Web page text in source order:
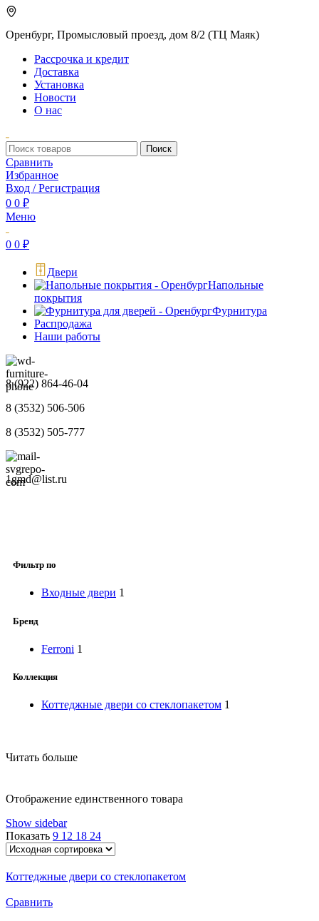
Оренбург, Промысловый проезд, дом 8/2 (ТЦ Маяк)
Рассрочка и кредит
Доставка
Установка
Новости
О нас
Поиск
Сравнить
Избранное
Вход / Регистрация
0 0 ₽
Меню
0 0 ₽
Двери
Напольные
покрытия
Фурнитура
Распродажа
Наши работы
8 (922) 864-46-04
8 (3532) 506-506
8 (3532) 505-777
1gmd@list.ru
Фильтр по
Входные двери 1
Бренд
Ferroni 1
Коллекция
Коттеджные двери со стеклопакетом 1
Читать больше
Отображение единственного товара
Show sidebar
Показать 9 12 18 24
Коттеджные двери со стеклопакетом
Сравнить